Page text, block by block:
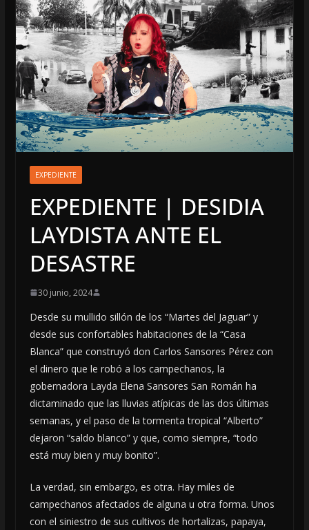
EXPEDIENTE
EXPEDIENTE | DESIDIA
LAYDISTA ANTE EL
DESASTRE
30 junio, 2024
Desde su mullido sillón de los “Martes del Jaguar” y
desde sus confortables habitaciones de la “Casa
Blanca” que construyó don Carlos Sansores Pérez con
el dinero que le robó a los campechanos, la
gobernadora Layda Elena Sansores San Román ha
dictaminado que las lluvias atípicas de las dos últimas
semanas, y el paso de la tormenta tropical “Alberto”
dejaron “saldo blanco” y que, como siempre, “todo
está muy bien y muy bonito”.
La verdad, sin embargo, es otra. Hay miles de
campechanos afectados de alguna u otra forma. Unos
con el siniestro de sus cultivos de hortalizas, papaya,